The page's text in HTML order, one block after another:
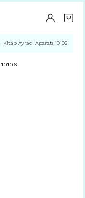
Kitap Ayracı Aparatı 10106